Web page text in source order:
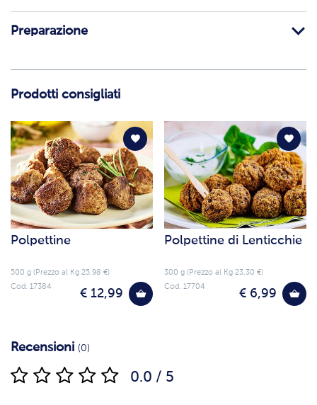
Preparazione
Prodotti consigliati
Polpettine
500 g (Prezzo al Kg 25.98 €)
€ 12,99
Cod. 17384
Polpettine di Lenticchie
300 g (Prezzo al Kg 23.30 €)
€ 6,99
Cod. 17704
Recensioni (0)
0.0 / 5